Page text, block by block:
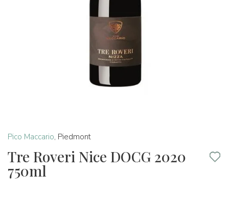
Pico Maccario, Piedmont
Tre Roveri Nice DOCG 2020
750ml